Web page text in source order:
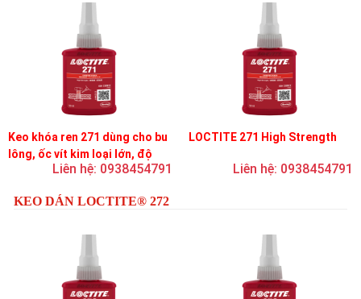
Keo khóa ren 271 dùng cho bu
lông, ốc vít kim loại lớn, độ
nhớt thấp, độ bền cao
Liên hệ: 0938454791
LOCTITE 271 High Strength
Liên hệ: 0938454791
KEO DÁN LOCTITE® 272